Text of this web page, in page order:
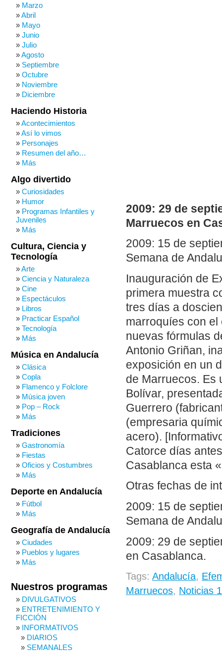
2009: 29 de
Marruecos en
2009: 15 de
Semana de
Inauguración de
primera muestra
tres días a
marroquíes con
nuevas fórmulas
Antonio Griñan,
exposición en un
de Marruecos. Es
Bolívar,
Guerrero
(empresaria
acero).
Catorce días
Casablanca esta
Otras fechas de
2009: 15 de
Semana de
2009: 29 de
en Casablanca.
Tags: Andalucía,
Marruecos, Noticias
Marzo
Abril
Mayo
Junio
Julio
Agosto
Septiembre
Octubre
Noviembre
Diciembre
Haciendo Historia
Acontecimientos
Así lo vimos
Personajes
Resumen del año…
Más
Algo divertido
Curiosidades
Humor
Programas Infantiles y
Juveniles
Más
Cultura, Ciencia y
Tecnología
Arte
Ciencia y Naturaleza
Cine
Espectáculos
Libros
Practicar Español
Tecnología
Más
Música en Andalucía
Clásica
Copla
Flamenco y Folclore
Música joven
Pop – Rock
Más
Tradiciones
Gastronomía
Fiestas
Oficios y Costumbres
Más
Deporte en Andalucía
Fútbol
Más
Geografía de Andalucía
Ciudades
Pueblos y lugares
Más
Nuestros programas
DIVULGATIVOS
ENTRETENIMIENTO Y
FICCIÓN
INFORMATIVOS
DIARIOS
SEMANALES